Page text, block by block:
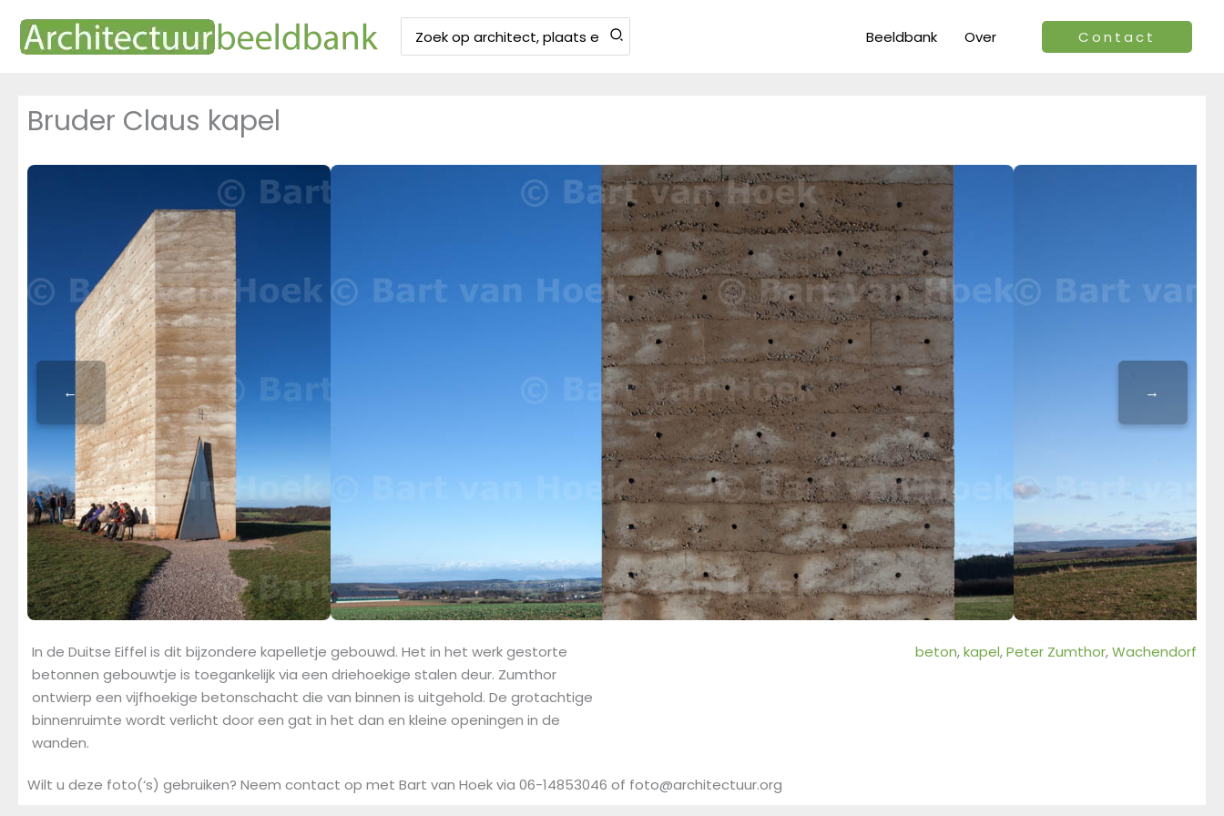
naar
Zoeken
Beeldbank Over Contact
Bruder Claus kapel
← →
In de Duitse Eiffel is dit bijzondere kapelletje gebouwd. Het in het werk gestorte
betonnen gebouwtje is toegankelijk via een driehoekige stalen deur. Zumthor
ontwierp een vijfhoekige betonschacht die van binnen is uitgehold. De grotachtige
binnenruimte wordt verlicht door een gat in het dan en kleine openingen in de
wanden.
beton, kapel, Peter Zumthor, Wachendorf
Wilt u deze foto(‘s) gebruiken? Neem contact op met Bart van Hoek via 06-14853046 of foto@architectuur.org